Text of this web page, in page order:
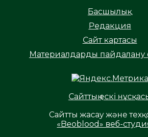
Басшылық
Редакция
Сайт картасы
Материалдарды пайдалану
Сайттың ескі
Сайтты жасау және
«Beoblood» веб-